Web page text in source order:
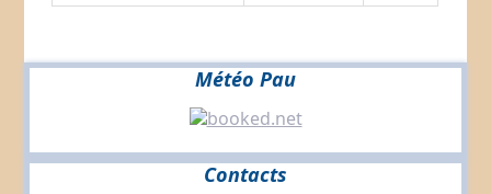
Météo Pau
Contacts